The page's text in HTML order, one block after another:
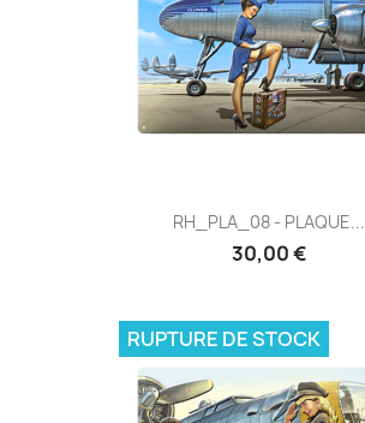
RH_PLA_08 - PLAQUE...
30,00 €
RUPTURE DE STOCK